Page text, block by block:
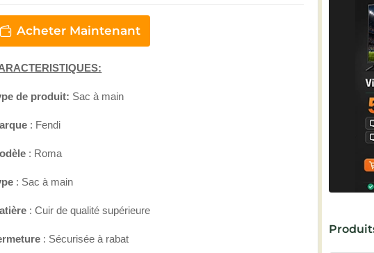
Acheter Maintenant
de produit: Sac à main
: Fendi
: Roma
: Sac à main
: Cuir de qualité supérieure
: Sécurisée à rabat